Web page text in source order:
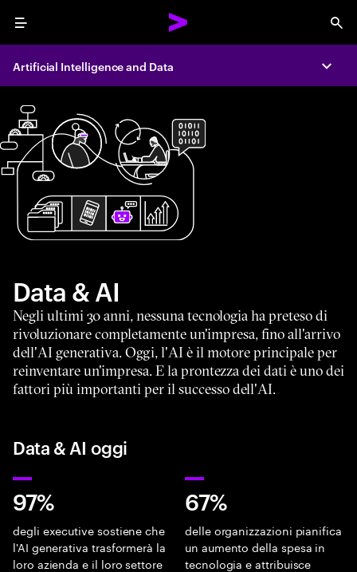
Menu
Artificial Intelligence and Data
Data & AI
Negli ultimi 30 anni, nessuna tecnologia ha preteso di
rivoluzionare completamente un'impresa, fino all'arrivo
dell'AI generativa. Oggi, l'AI è il motore principale per
reinventare un'impresa. E la prontezza dei dati è uno dei
fattori più importanti per il successo dell'AI.
Data & AI oggi
97%
degli executive sostiene che
l'AI generativa trasformerà la
loro azienda e il loro settore
67%
delle organizzazioni pianifica
un aumento della spesa in
tecnologia e attribuisce